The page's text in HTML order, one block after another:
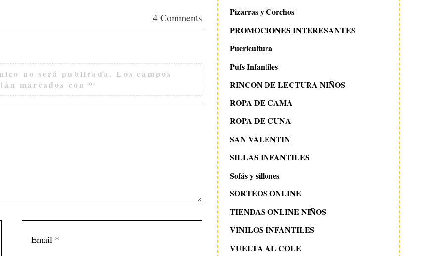
4 Comments
no será publicada. Los campos
marcados con *
Pizarras y Corchos
PROMOCIONES INTERESANTES
Puericultura
Pufs Infantiles
RINCON DE LECTURA NIÑOS
ROPA DE CAMA
ROPA DE CUNA
SAN VALENTIN
SILLAS INFANTILES
Sofás y sillones
SORTEOS ONLINE
TIENDAS ONLINE NIÑOS
VINILOS INFANTILES
VUELTA AL COLE